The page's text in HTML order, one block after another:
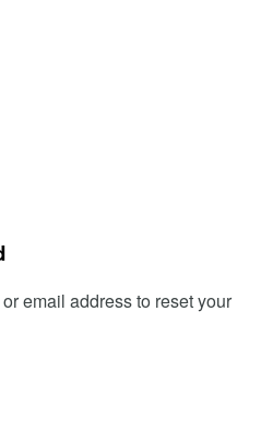
email address to reset your